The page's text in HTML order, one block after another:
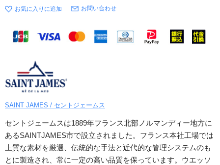
お問い合わせ
SAINT JAMES / セントジェームス
セントジェームスは1889年フランス北部ノルマンディー地方に
あるSAINTJAMES市で設立されました。フランス本社工場では
上質な素材を厳選、伝統的な手法と近代的な管理システムのも
とに製造され、常に一定の高い品質を保っています。ウエッソ